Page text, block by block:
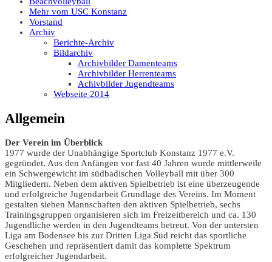
Mehr vom USC Konstanz
Vorstand
Archiv
Berichte-Archiv
Bildarchiv
Archivbilder Damenteams
Archivbilder Herrenteams
Achivbilder Jugendteams
Webseite 2014
Allgemein
Der Verein im Überblick
1977 wurde der Unabhängige Sportclub Konstanz 1977 e.V.
gegründet. Aus den Anfängen vor fast 40 Jahren wurde mittlerweile
ein Schwergewicht im südbadischen Volleyball mit über 300
Mitgliedern. Neben dem aktiven Spielbetrieb ist eine überzeugende
und erfolgreiche Jugendarbeit Grundlage des Vereins. Im Moment
gestalten sieben Mannschaften den aktiven Spielbetrieb, sechs
Trainingsgruppen organisieren sich im Freizeitbereich und ca. 130
Jugendliche werden in den Jugendteams betreut. Von der untersten
Liga am Bodensee bis zur Dritten Liga Süd reicht das sportliche
Geschehen und repräsentiert damit das komplette Spektrum
erfolgreicher Jugendarbeit.